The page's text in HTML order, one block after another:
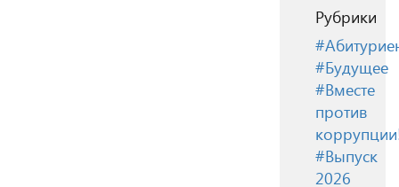
Рубрики
#Будущее
#Вместе
против
#Выпуск
2026